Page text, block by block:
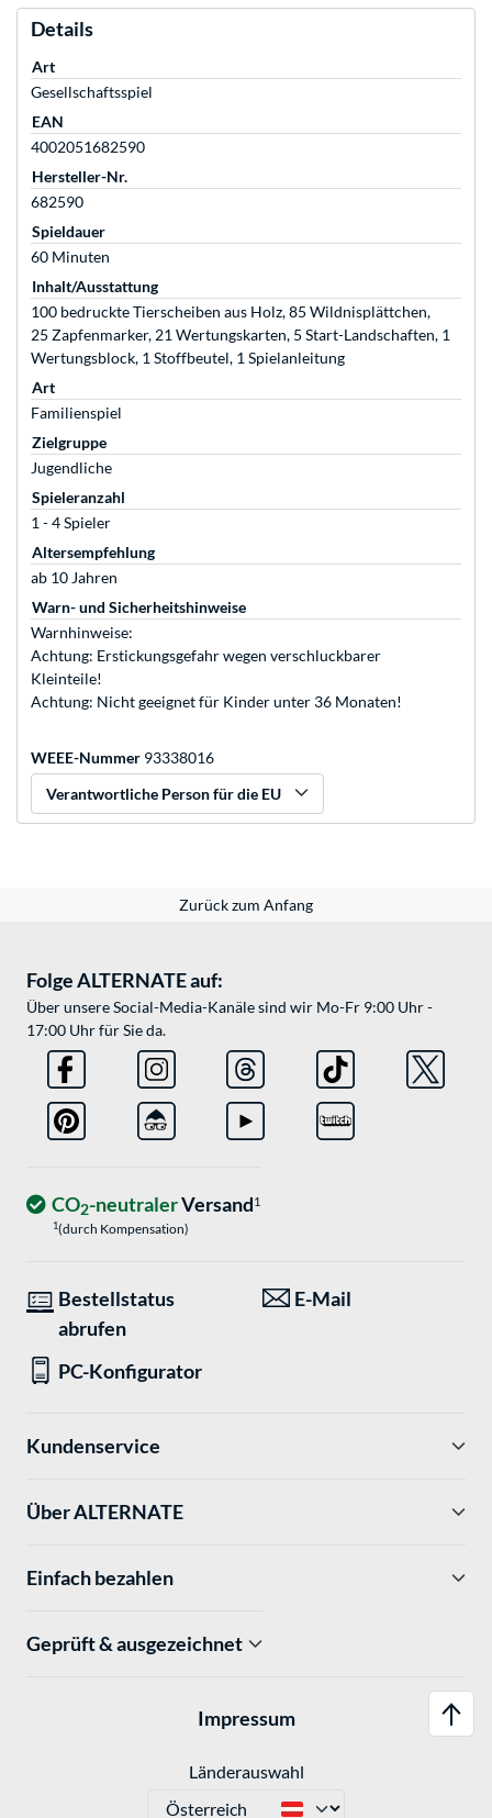
Details
Art
Gesellschaftsspiel
EAN
4002051682590
Hersteller-Nr.
682590
Spieldauer
60 Minuten
Inhalt/Ausstattung
100 bedruckte Tierscheiben aus Holz, 85 Wildnisplättchen,
25 Zapfenmarker, 21 Wertungskarten, 5 Start-Landschaften, 1
Wertungsblock, 1 Stoffbeutel, 1 Spielanleitung
Art
Familienspiel
Zielgruppe
Jugendliche
Spieleranzahl
1 - 4 Spieler
Altersempfehlung
ab 10 Jahren
Warn- und Sicherheitshinweise
Warnhinweise:
Achtung: Erstickungsgefahr wegen verschluckbarer
Kleinteile!
Achtung: Nicht geeignet für Kinder unter 36 Monaten!
WEEE-Nummer 93338016
Verantwortliche Person für die EU
Zurück zum Anfang
Folge ALTERNATE auf:
Über unsere Social-Media-Kanäle sind wir Mo-Fr 9:00 Uhr -
17:00 Uhr für Sie da.
CO2-neutralerVersand1
1(durch Kompensation)
Bestellstatus
abrufen
E-Mail
PC-Konfigurator
Kundenservice
Über ALTERNATE
Einfach bezahlen
Geprüft & ausgezeichnet
Impressum
Länderauswahl